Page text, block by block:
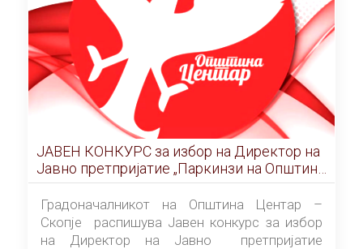
ЈАВЕН КОНКУРС за избор на Директор на
Јавно претпријатие „Паркинзи на Општина
Центар“ – Скопје
Градоначалникот на Општина Центар –
Скопје распишува Јавен конкурс за избор
на Директор на Јавно претпријатие